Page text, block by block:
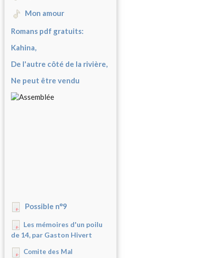
Mon amour
Romans pdf gratuits:
Kahina,
De l'autre côté de la rivière,
Ne peut être vendu
Possible n°9
Les mémoires d'un poilu
de 14, par Gaston Hivert
Comite des Mal